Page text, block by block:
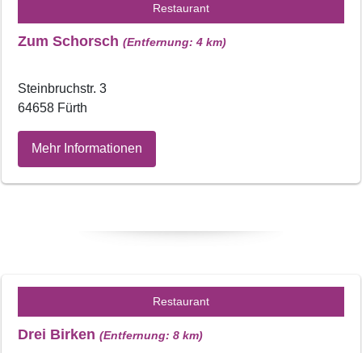
Restaurant
Zum Schorsch (Entfernung: 4 km)
Steinbruchstr. 3
64658 Fürth
Mehr Informationen
Restaurant
Drei Birken (Entfernung: 8 km)